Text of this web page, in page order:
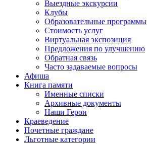
Выездные экскурсии
Клубы
Образовательные программы
Стоимость услуг
Виртуальная экспозиция
Предложения по улучшению
Обратная связь
Часто задаваемые вопросы
Афиша
Книга памяти
Именные списки
Архивные документы
Наши Герои
Краеведение
Почетные граждане
Льготные категории